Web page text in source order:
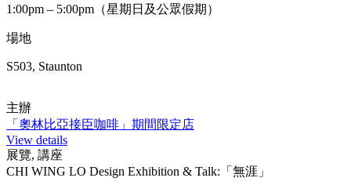
1:00pm – 5:00pm（星期日及公眾假期）
場地
S503, Staunton
主辦
「奧林比亞接臣咖啡」期間限定店
View details
展覽, 講座
CHI WING LO Design Exhibition & Talk:「無涯」